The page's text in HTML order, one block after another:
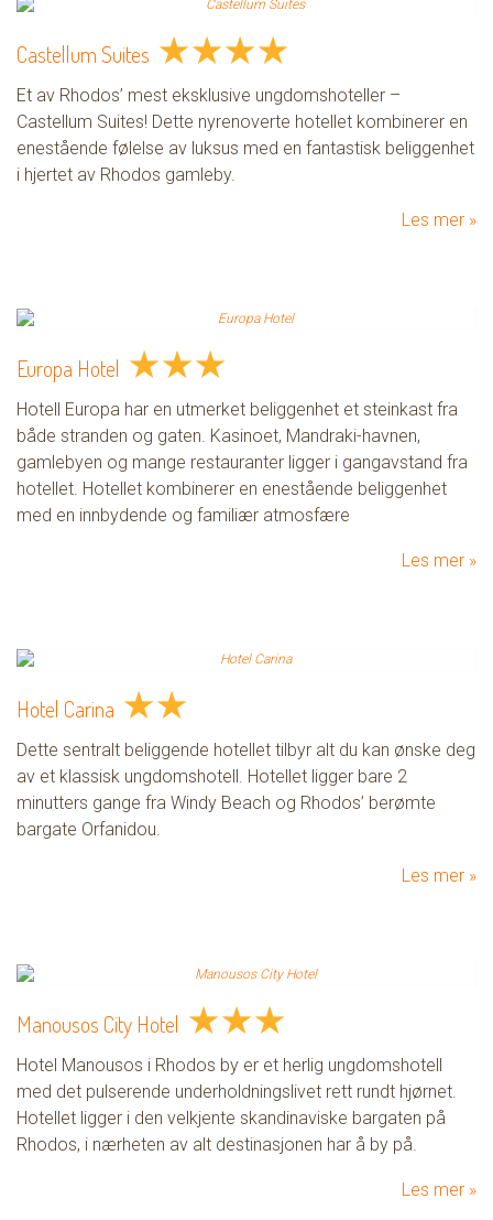
Castellum Suites ★★★★
Et av Rhodos’ mest eksklusive ungdomshoteller –
Castellum Suites! Dette nyrenoverte hotellet kombinerer en
enestående følelse av luksus med en fantastisk beliggenhet
i hjertet av Rhodos gamleby.
Les mer
Europa Hotel ★★★
Hotell Europa har en utmerket beliggenhet et steinkast fra
både stranden og gaten. Kasinoet, Mandraki-havnen,
gamlebyen og mange restauranter ligger i gangavstand fra
hotellet. Hotellet kombinerer en enestående beliggenhet
med en innbydende og familiær atmosfære
Les mer
Hotel Carina ★★
Dette sentralt beliggende hotellet tilbyr alt du kan ønske deg
av et klassisk ungdomshotell. Hotellet ligger bare 2
minutters gange fra Windy Beach og Rhodos’ berømte
bargate Orfanidou.
Les mer
Manousos City Hotel ★★★
Hotel Manousos i Rhodos by er et herlig ungdomshotell
med det pulserende underholdningslivet rett rundt hjørnet.
Hotellet ligger i den velkjente skandinaviske bargaten på
Rhodos, i nærheten av alt destinasjonen har å by på.
Les mer